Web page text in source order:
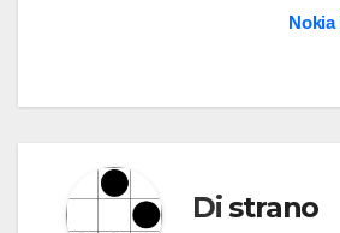
Nokia
Distrano